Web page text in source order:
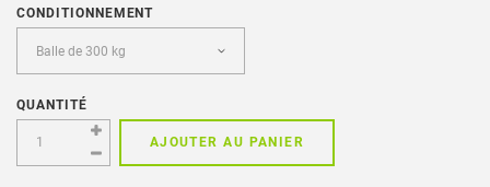
CONDITIONNEMENT
QUANTITÉ
AJOUTER AU PANIER